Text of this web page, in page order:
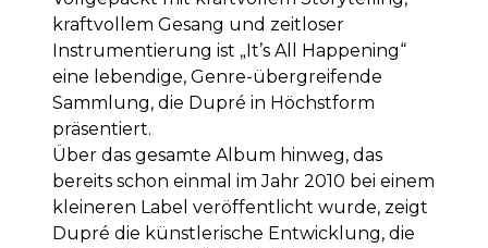
kraftvollem Gesang und zeitloser
Instrumentierung ist „It’s All Happening“
eine lebendige, Genre-übergreifende
Sammlung, die Dupré in Höchstform
präsentiert.
Über das gesamte Album hinweg, das
bereits schon einmal im Jahr 2010 bei einem
kleineren Label veröffentlicht wurde, zeigt
Dupré die künstlerische Entwicklung, die